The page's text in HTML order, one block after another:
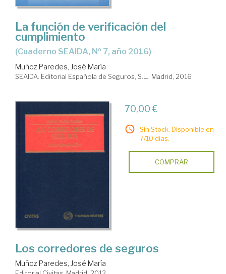
La función de verificación del
cumplimiento
(Cuaderno SEAIDA, Nº 7, año 2016)
Muñoz Paredes, José María
SEAIDA. Editorial Española de Seguros, S.L.. Madrid, 2016
70,00 €
Sin Stock. Disponible en
7/10 días.
COMPRAR
Los corredores de seguros
Muñoz Paredes, José María